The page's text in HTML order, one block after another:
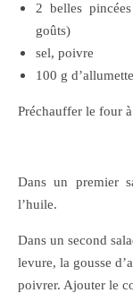
2 belles
goûts)
sel, poivre
100 g
Préchauffer le four
Dans un premier
l’huile.
Dans un second
levure, la gousse
poivrer. Ajouter le